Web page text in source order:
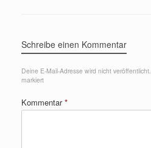
Schreibe einen Kommentar
Deine E-Mail-Adresse wird nicht veröffentlicht.
markiert
Kommentar*